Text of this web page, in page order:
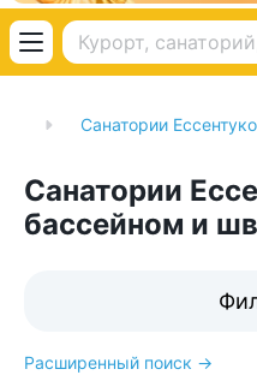
Санатории
Санатории
бассейном и
Расширенный поиск →